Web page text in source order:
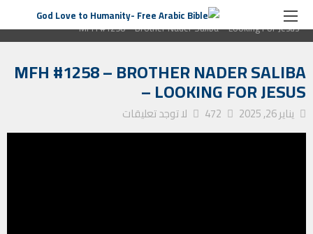
الصفحة الرئيسية
برنامج رسالة من القلب
MFH #1258 – Brother Nader Saliba – Looking For Jesus
MFH #1258 – BROTHER NADER SALIBA
– LOOKING FOR JESUS
يناير 26, 2025 472 لا توجد تعليقات